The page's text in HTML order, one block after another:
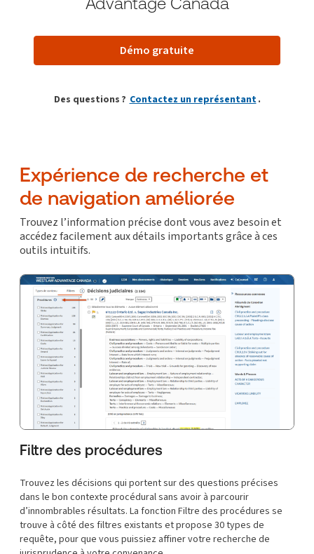
Démo gratuite
Des questions ? Contactez un représentant.
Expérience de recherche et
de navigation améliorée
Trouvez l’information précise dont vous avez besoin et
accédez facilement aux détails importants grâce à ces
outils intuitifs.
Filtre des procédures
Trouvez les décisions qui portent sur des questions précises
dans le bon contexte procédural sans avoir à parcourir
d’innombrables résultats. La fonction Filtre des procédures se
trouve à côté des filtres existants et propose 30 types de
requête, pour que vous puissiez affiner votre recherche de